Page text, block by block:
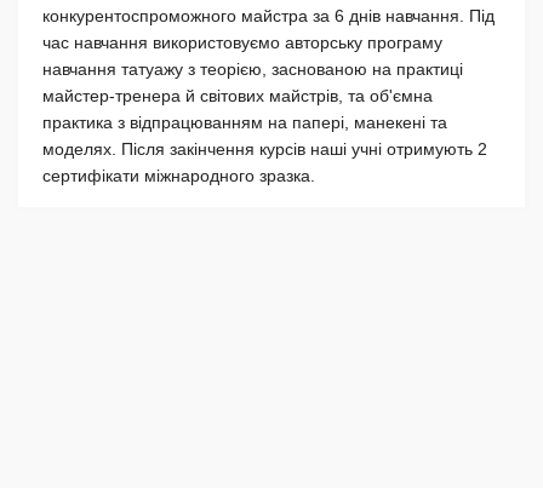
конкурентоспроможного майстра за 6 днів навчання. Під
час навчання використовуємо авторську програму
навчання татуажу з теорією, заснованою на практиці
майстер-тренера й світових майстрів, та об'ємна
практика з відпрацюванням на папері, манекені та
моделях. Після закінчення курсів наші учні отримують 2
сертифікати міжнародного зразка.